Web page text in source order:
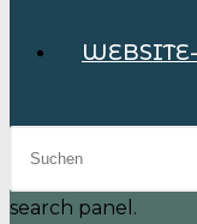
search panel.